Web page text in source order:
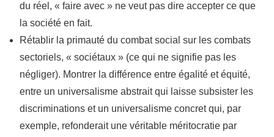
du réel, « faire avec » ne veut pas dire accepter ce que
la société en fait.
Rétablir la primauté du combat social sur les combats
sectoriels, « sociétaux » (ce qui ne signifie pas les
négliger). Montrer la différence entre égalité et équité,
entre un universalisme abstrait qui laisse subsister les
discriminations et un universalisme concret qui, par
exemple, refonderait une véritable méritocratie par